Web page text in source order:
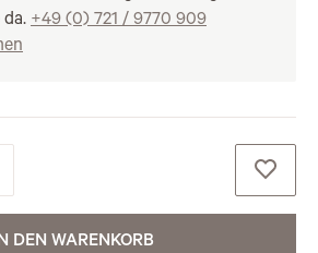
da. +49 (0) 721 / 9770 909
DEN WARENKORB